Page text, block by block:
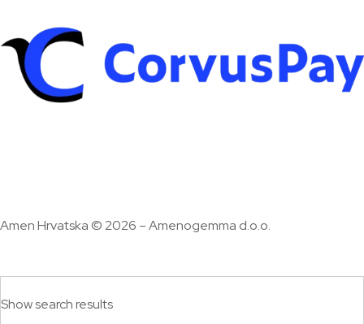
Amen Hrvatska © 2026 – Amenogemma d.o.o.
Show search results